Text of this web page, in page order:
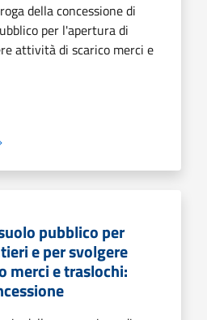
della concessione di
per l'apertura di
attività di scarico merci e
pubblico per
e per svolgere
merci e traslochi: